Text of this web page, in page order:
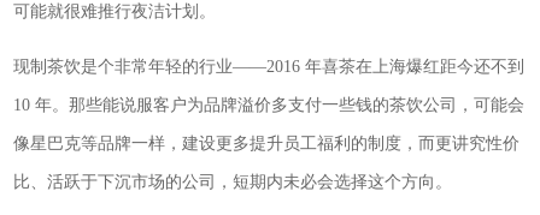
可能就很难推行夜洁计划。
现制茶饮是个非常年轻的行业——2016 年喜茶在上海爆红距今还不到
10 年。那些能说服客户为品牌溢价多支付一些钱的茶饮公司，可能会
像星巴克等品牌一样，建设更多提升员工福利的制度，而更讲究性价
比、活跃于下沉市场的公司，短期内未必会选择这个方向。